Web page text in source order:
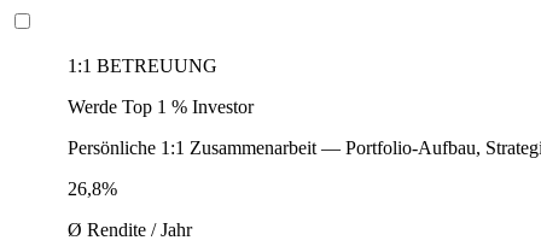
1:1 BETREUUNG
Werde Top 1 % Investor
Persönliche 1:1 Zusammenarbeit — Portfolio-Aufbau,
26,8%
Ø Rendite / Jahr